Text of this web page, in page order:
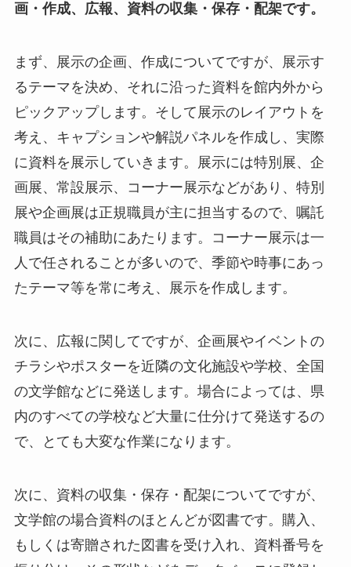
画・作成、広報、資料の収集・保存・配架です。
まず、展示の企画、作成についてですが、展示す
るテーマを決め、それに沿った資料を館内外から
ピックアップします。そして展示のレイアウトを
考え、キャプションや解説パネルを作成し、実際
に資料を展示していきます。展示には特別展、企
画展、常設展示、コーナー展示などがあり、特別
展や企画展は正規職員が主に担当するので、嘱託
職員はその補助にあたります。コーナー展示は一
人で任されることが多いので、季節や時事にあっ
たテーマ等を常に考え、展示を作成します。
次に、広報に関してですが、企画展やイベントの
チラシやポスターを近隣の文化施設や学校、全国
の文学館などに発送します。場合によっては、県
内のすべての学校など大量に仕分けて発送するの
で、とても大変な作業になります。
次に、資料の収集・保存・配架についてですが、
文学館の場合資料のほとんどが図書です。購入、
もしくは寄贈された図書を受け入れ、資料番号を